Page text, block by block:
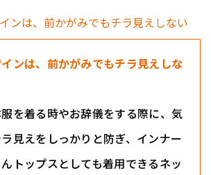
ンは、前かがみでもチラ見えしな
を着る時やお辞儀をする際に、気
見えをしっかりと防ぎ、インナー
トップスとしても着用できるネッ